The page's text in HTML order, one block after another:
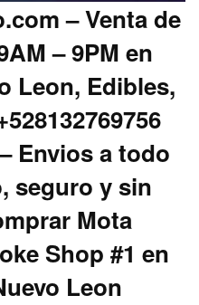
– Venta de
– 9PM en
Leon, Edibles,
Envios a todo
seguro y sin
Mota
Shop #1 en
Leon